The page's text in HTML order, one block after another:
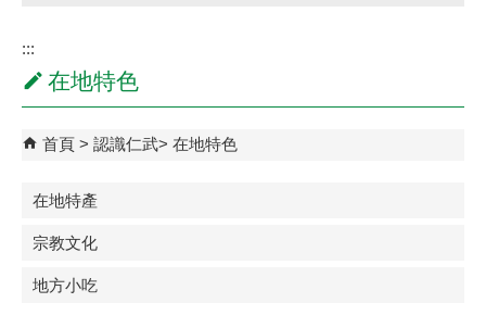
:::
在地特色
首頁 認識仁武 在地特色
在地特產
宗教文化
地方小吃